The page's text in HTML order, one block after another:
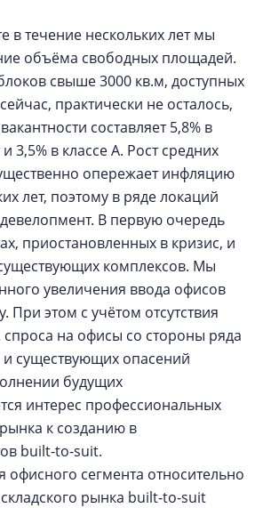
в течение нескольких лет мы
объёма свободных площадей.
свыше 3000 кв.м, доступных
практически не осталось,
составляет 5,8% в
3,5% в классе А. Рост средних
опережает инфляцию
лет, поэтому в ряде локаций
В первую очередь
приостановленных в кризис, и
комплексов. Мы
увеличения ввода офисов
При этом с учётом отсутствия
на офисы со стороны ряда
существующих опасений
будущих
интерес профессиональных
к созданию в
built-to-suit.
сегмента относительно
рынка built-to-suit